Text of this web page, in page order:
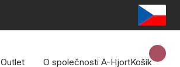
Outlet O společnosti A-HjortKošík